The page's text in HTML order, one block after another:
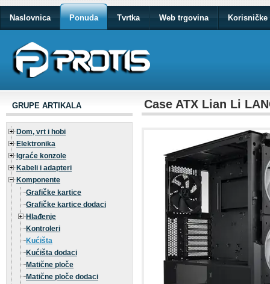
Naslovnica Ponuda Tvrtka Web trgovina Korisničke
GRUPE ARTIKALA
Dom, vrt i hobi
Elektronika
Igraće konzole
Kabeli i adapteri
Komponente
Grafičke kartice
Grafičke kartice dodaci
Hlađenje
Kontroleri
Kućišta
Kućišta dodaci
Matične ploče
Matične ploče dodaci
Case ATX Lian Li